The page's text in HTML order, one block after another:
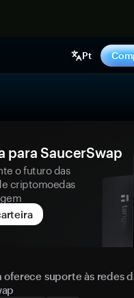
Pt
para SaucerSwap
o futuro das
criptomoedas
oferece suporte às redes